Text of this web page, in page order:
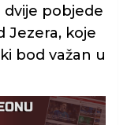
dvije pobjede
Jezera, koje
bod važan u